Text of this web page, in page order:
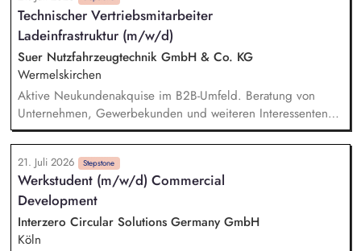
Auftragseingabe: Du erfasst und pflegst Aufträge sorgfältig in
unseren Systemen und stellst eine hohe Datenqualität sicher.
Kundenservice: Du unterstützt bei der schriftlichen und
telefonischen Kommunikation mit Kunden sowie internen und
externen Ansprechpartnern.
Technischer Vertriebsmitarbeiter
Ladeinfrastruktur (m/w/d)
Suer Nutzfahrzeugtechnik GmbH & Co. KG
Wermelskirchen
Aktive Neukundenakquise im B2B-Umfeld. Beratung von
Unternehmen, Gewerbekunden und weiteren Interessenten
rund um Ladeinfrastruktur und Ladesäulen. Analyse
individueller Kundenanforderungen und Entwicklung
passender Lösungen. Erstellung und Nachverfolgung von
Angeboten. Begleitung von Projekten von der ersten Anfrage
bis zur Umsetzung. Zusammenarbeit mit internen Teams,
Technik und externen Partnern.
21. Juli 2026 Stepstone
Werkstudent (m/w/d) Commercial
Development
Interzero Circular Solutions Germany GmbH
Köln